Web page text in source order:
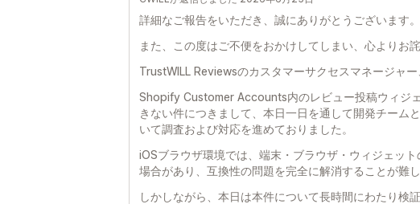
詳細なご報告をいただき、誠にありがとうございます。
また、この度はご不便をおかけしてしまい、心よりお
TrustWILL Reviewsのカスタマーサクセスマネージャー
Shopify Customer Accounts内のレビュー投稿ウィジ
きない件につきまして、本日一日を通して開発チーム
いて調査および対応を進めておりました。
iOSブラウザ環境では、端末・ブラウザ・ウィジェッ
場合があり、互換性の問題を完全に解消することが難
しかしながら、本日は本件について長時間にわたり検